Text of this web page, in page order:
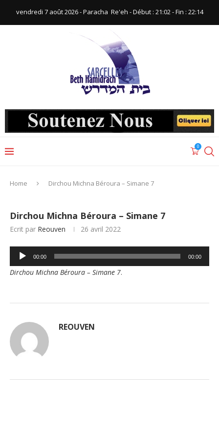
vendredi 7 août 2026 - Paracha ‪ Re'eh‬ - Début : 21:02‬ - Fin : ‪22:14‬
0
Home Dirchou Michna Béroura – Simane 7
Dirchou Michna Béroura – Simane 7
Ecrit par Reouven 26 avril 2022
Lecteur
audio
00:00 00:00
Dirchou Michna Béroura – Simane 7.
REOUVEN